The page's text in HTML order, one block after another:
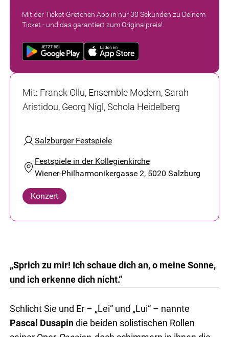
Mit der Ticket Gretchen App in nur 30 Sekunden zu Deinem
Ticket - und das garantiert zum Originalpreis!
Mit: Franck Ollu, Ensemble Modern, Sarah
Aristidou, Georg Nigl, Schola Heidelberg
Salzburger Festspiele
Festspiele in der Kollegienkirche
Wiener-Philharmonikergasse 2, 5020 Salzburg
Konzert
„Sprich zu mir! Ich schaue dich an, o meine Sonne,
und ich erkenne dich nicht.“
Schlicht Sie und Er – „Lei“ und „Lui“ – nannte
Pascal Dusapindie beiden solistischen Rollen